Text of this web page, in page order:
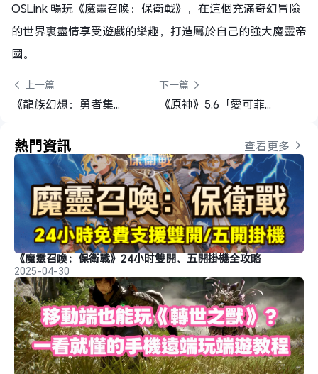
OSLink 暢玩《魔靈召喚：保衛戰》，在這個充滿奇幻冒險
的世界裏盡情享受遊戲的樂趣，打造屬於自己的強大魔靈帝
國。
上一篇
《龍族幻想：勇者集結》角色推薦+培養攻略+最強組隊
下一篇
《原神》5.6「愛可菲」培养全攻略：冰霜廚神的聖遺物/武器/材料/隊伍推薦
熱門資訊 查看更多
《魔靈召喚：保衛戰》24小时雙開、五開掛機全攻略
2025-04-30